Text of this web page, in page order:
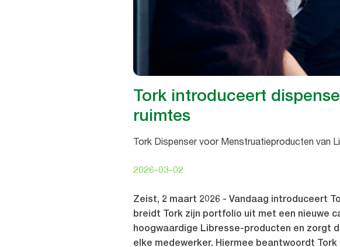
Tork introduceert
ruimtes
Tork Dispenser voor Menstruatieproducten van
2026-03-02
Zeist, 2 maart 2026 - Vandaag introduceert
breidt Tork zijn portfolio uit met een nieuwe
hoogwaardige Libresse-producten en zorgt
elke medewerker. Hiermee beantwoordt